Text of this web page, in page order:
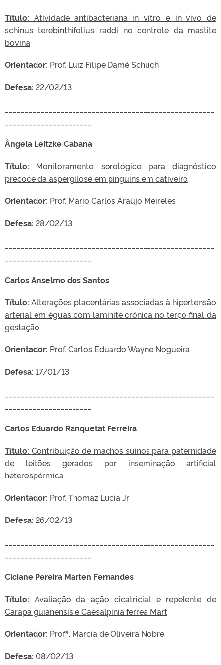
Título: Atividade antibacteriana in vitro e in vivo de
schinus terebinthifolius raddi no controle da mastite
bovina
Orientador: Prof. Luiz Filipe Damé Schuch
Defesa: 22/02/13
Ângela Leitzke Cabana
Título: Monitoramento sorológico para diagnóstico
precoce da aspergilose em pinguins em cativeiro
Orientador: Prof. Mário Carlos Araújo Meireles
Defesa: 28/02/13
Carlos Anselmo dos Santos
Título:Alterações placentárias associadas à hipertensão
arterial em éguas com laminite crônica no terço final da
gestação
Orientador: Prof. Carlos Eduardo Wayne Nogueira
Defesa: 17/01/13
Carlos Eduardo Ranquetat Ferreira
Título: Contribuição de machos suínos para paternidade
de leitões gerados por inseminação artificial
heterospérmica
Orientador: Prof. Thomaz Lucia Jr
Defesa: 26/02/13
Ciciane Pereira Marten Fernandes
Título: Avaliação da ação cicatricial e repelente de
Carapa guianensis e Caesalpinia ferrea Mart
Orientador: Profª. Márcia de Oliveira Nobre
Defesa: 08/02/13